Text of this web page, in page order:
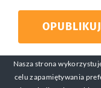
Nasza strona
celu zapamiętywania